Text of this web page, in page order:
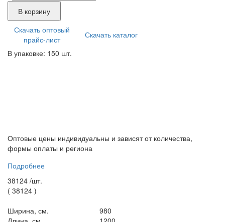
В корзину
Скачать оптовый
прайс-лист
Скачать каталог
В упаковке: 150 шт.
Оптовые цены индивидуальны и зависят от количества,
формы оплаты и региона
Подробнее
38124 /шт.
( 38124 )
Ширина, см.
980